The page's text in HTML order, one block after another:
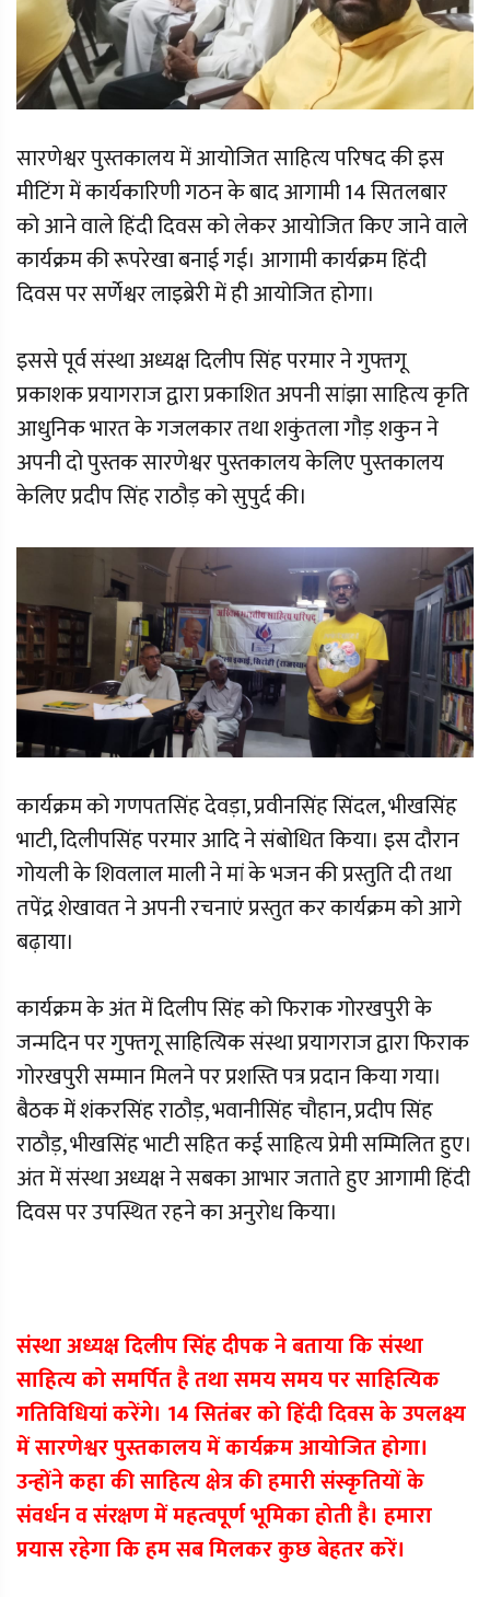
सारणेश्वर पुस्तकालय में आयोजित साहित्य परिषद की इस
मीटिंग में कार्यकारिणी गठन के बाद आगामी 14 सितलबार
को आने वाले हिंदी दिवस को लेकर आयोजित किए जाने वाले
कार्यक्रम की रूपरेखा बनाई गई। आगामी कार्यक्रम हिंदी
दिवस पर सर्णेश्वर लाइब्रेरी में ही आयोजित होगा।
इससे पूर्व संस्था अध्यक्ष दिलीप सिंह परमार ने गुफ्तगू
प्रकाशक प्रयागराज द्वारा प्रकाशित अपनी सांझा साहित्य कृति
आधुनिक भारत के गजलकार तथा शकुंतला गौड़ शकुन ने
अपनी दो पुस्तक सारणेश्वर पुस्तकालय केलिए पुस्तकालय
केलिए प्रदीप सिंह राठौड़ को सुपुर्द की।
कार्यक्रम को गणपतसिंह देवड़ा, प्रवीनसिंह सिंदल, भीखसिंह
भाटी, दिलीपसिंह परमार आदि ने संबोधित किया। इस दौरान
गोयली के शिवलाल माली ने मां के भजन की प्रस्तुति दी तथा
तपेंद्र शेखावत ने अपनी रचनाएं प्रस्तुत कर कार्यक्रम को आगे
बढ़ाया।
कार्यक्रम के अंत में दिलीप सिंह को फिराक गोरखपुरी के
जन्मदिन पर गुफ्तगू साहित्यिक संस्था प्रयागराज द्वारा फिराक
गोरखपुरी सम्मान मिलने पर प्रशस्ति पत्र प्रदान किया गया।
बैठक में शंकरसिंह राठौड़, भवानीसिंह चौहान, प्रदीप सिंह
राठौड़, भीखसिंह भाटी सहित कई साहित्य प्रेमी सम्मिलित हुए।
अंत में संस्था अध्यक्ष ने सबका आभार जताते हुए आगामी हिंदी
दिवस पर उपस्थित रहने का अनुरोध किया।
संस्था अध्यक्ष दिलीप सिंह दीपक ने बताया कि संस्था
साहित्य को समर्पित है तथा समय समय पर साहित्यिक
गतिविधियां करेंगे। 14 सितंबर को हिंदी दिवस के उपलक्ष्य
में सारणेश्वर पुस्तकालय में कार्यक्रम आयोजित होगा।
उन्होंने कहा की साहित्य क्षेत्र की हमारी संस्कृतियों के
संवर्धन व संरक्षण में महत्वपूर्ण भूमिका होती है। हमारा
प्रयास रहेगा कि हम सब मिलकर कुछ बेहतर करें।